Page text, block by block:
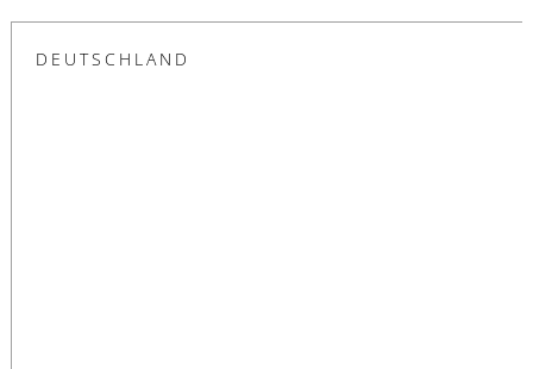
DEUTSCHLAND